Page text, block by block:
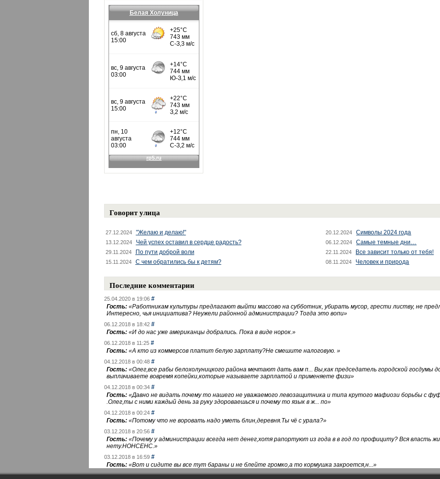
Белая Холуница
Говорит улица
27.12.2024 "Желаю и делаю!" 20.12.2024 Символы 2024 года
13.12.2024 Чей успех оставил в сердце радость? 06.12.2024 Самые темные дни…
29.11.2024 По пути доброй воли 22.11.2024 Все зависит только от тебя!
15.11.2024 С чем обратились бы к детям? 08.11.2024 Человек и природа
Последние комментарии
25.04.2020 в 19:06 #
Гость: «Работникам культуры предлагают выйти массово на субботник, убирать мусор, грести листву, не
Интересно, чья инициатива? Неужели районной администрации? Тогда это вопи»
06.12.2018 в 18:42 #
Гость: «И до нас уже американцы добрались. Пока в виде норок.»
06.12.2018 в 11:25 #
Гость: «А кто из коммерсов платит белую зарплату?Не смешите налоговую. »
04.12.2018 в 00:48 #
Гость: «Олег,все рабы белохолуницкого района мечтают дать вам п... Вы,как председатель городской госдумы
выплачиваете вовремя копейки,которые называете зарплатой и применяете физи»
04.12.2018 в 00:34 #
Гость: «Давно не видать почему то нашего не уважаемого левозащитника и типа крутого мафиози борьбы с
.Олег,ты с ними каждый день за руку здороваешься и почему то язык в ж... по»
04.12.2018 в 00:24 #
Гость: «Потому что не воровать надо уметь блин,деревня.Ты чё с урала?»
03.12.2018 в 20:56 #
Гость: «Почему у администрации всегда нет денег,хотя рапортуют из года в в год по профициту? Вся власть
нету.НОНСЕНС.»
03.12.2018 в 16:59 #
Гость: «Вот и сидите вы все тут бараны и не блейте громко,а то кормушка закроется,н...»